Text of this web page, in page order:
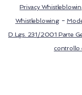
Privacy
Whistleblowing-
D.Lgs. 231/2001 Parte
controllo